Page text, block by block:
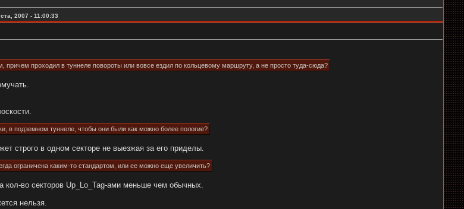
2007 - 11:00:33
причем проходил в туннеле повороты или вовсе ездил по кольцевому маршруту, а не просто туда-сюда?
в подземном туннеле, чтобы они были как можно более пологие?
строго в одном секторе не выезжая за его приделы.
ограничена каким-то стандартом, или ее можно еще увеличить?
кол-во секторов Up_Lo_Tag-ами меньше чем обычных.
нельзя.